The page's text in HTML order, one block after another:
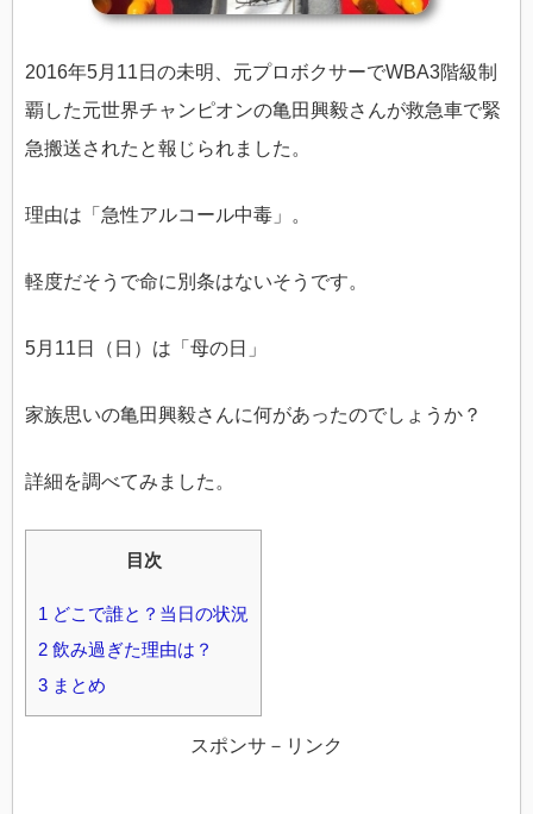
2016年5月11日の未明、元プロボクサーでWBA3階級制
覇した元世界チャンピオンの亀田興毅さんが救急車で緊
急搬送されたと報じられました。
理由は「急性アルコール中毒」。
軽度だそうで命に別条はないそうです。
5月11日（日）は「母の日」
家族思いの亀田興毅さんに何があったのでしょうか？
詳細を調べてみました。
目次
1 どこで誰と？当日の状況
2 飲み過ぎた理由は？
3 まとめ
スポンサ－リンク